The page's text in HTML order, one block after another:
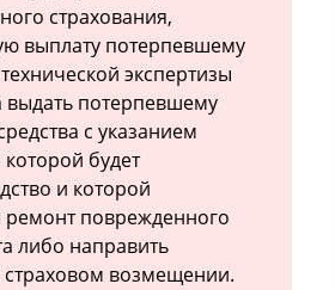
страхования,
выплату потерпевшему
экспертизы
выдать потерпевшему
с указанием
будет
и которой
ремонт поврежденного
либо направить
возмещении.